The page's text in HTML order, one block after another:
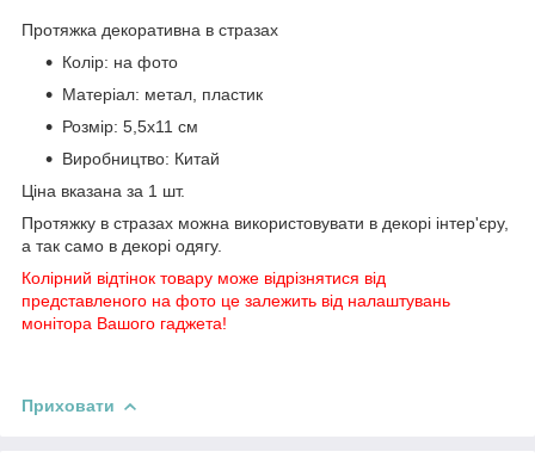
Протяжка декоративна в стразах
Колір: на фото
Матеріал: метал, пластик
Розмір: 5,5х11 см
Виробництво: Китай
Ціна вказана за 1 шт.
Протяжку в стразах можна використовувати в декорі інтер'єру,
а так само в декорі одягу.
Колірний відтінок товару може відрізнятися від
представленого на фото це залежить від налаштувань
монітора Вашого гаджета!
Приховати